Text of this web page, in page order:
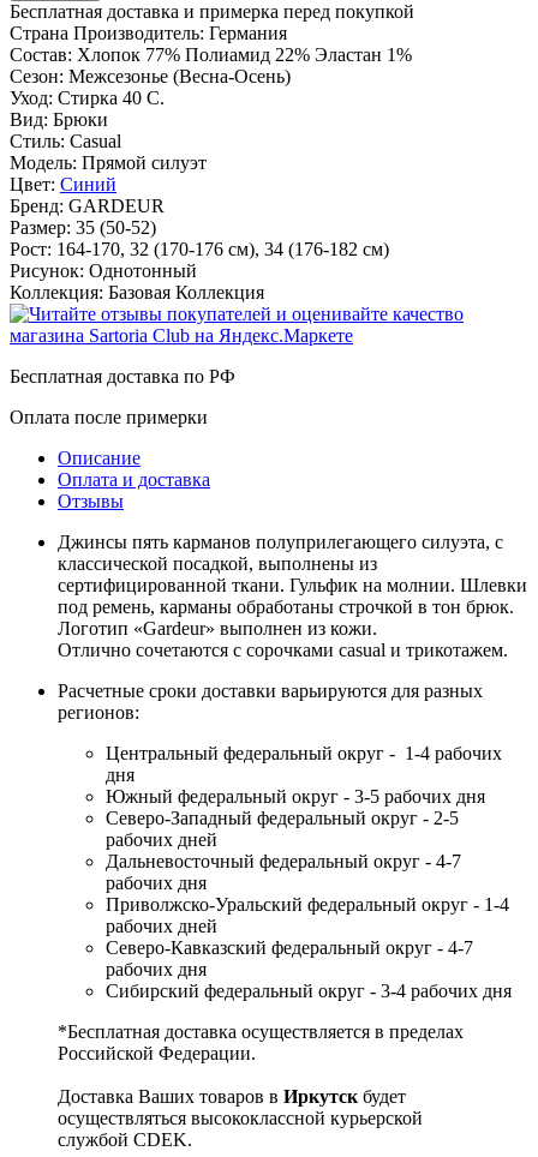
Бесплатная доставка и примерка перед покупкой
Страна Производитель: Германия
Состав: Хлопок 77% Полиамид 22% Эластан 1%
Сезон: Межсезонье (Весна-Осень)
Уход: Стирка 40 С.
Вид: Брюки
Стиль: Casual
Модель: Прямой силуэт
Цвет: Синий
Бренд: GARDEUR
Размер: 35 (50-52)
Рост: 164-170, 32 (170-176 cм), 34 (176-182 см)
Рисунок: Однотонный
Коллекция: Базовая Коллекция
Бесплатная доставка по РФ
Оплата после примерки
Описание
Оплата и доставка
Отзывы
Джинсы пять карманов полуприлегающего силуэта, с
классической посадкой, выполнены из
сертифицированной ткани. Гульфик на молнии. Шлевки
под ремень, карманы обработаны строчкой в тон брюк.
Логотип «Gardeur» выполнен из кожи.
Отлично сочетаются с сорочками casual и трикотажем.
Расчетные сроки доставки варьируются для разных
регионов:
Центральный федеральный округ - 1-4 рабочих
дня
Южный федеральный округ - 3-5 рабочих дня
Северо-Западный федеральный округ - 2-5
рабочих дней
Дальневосточный федеральный округ - 4-7
рабочих дня
Приволжско-Уральский федеральный округ - 1-4
рабочих дней
Северо-Кавказский федеральный округ - 4-7
рабочих дня
Сибирский федеральный округ - 3-4 рабочих дня
*Бесплатная доставка осуществляется в пределах
Российской Федерации.
Доставка Ваших товаров в Иркутскбудет
осуществляться высококлассной курьерской
службой CDEK.